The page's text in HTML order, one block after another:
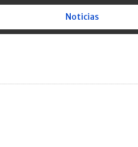
Noticias